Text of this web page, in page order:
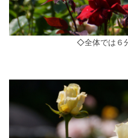
◇全体では６